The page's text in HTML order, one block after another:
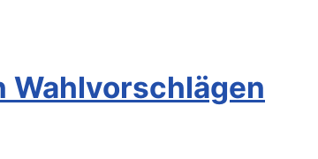
Wahlvorschlägen